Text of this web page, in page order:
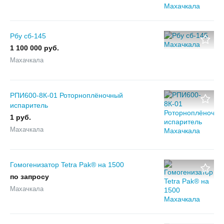
Рбу сб-145
1 100 000 руб.
Махачкала
РПИ600-8К-01 Роторноплёночный
испаритель
1 руб.
Махачкала
Гомогенизатор Tetra Pak® на 1500
по запросу
Махачкала